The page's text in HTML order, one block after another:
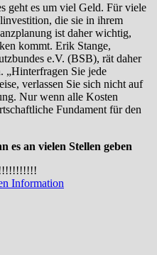
geht es um viel Geld. Für viele
die sie in ihrem
ist daher wichtig,
kommt. Erik Stange,
e.V. (BSB), rät daher
„Hinterfragen Sie jede
verlassen Sie sich nicht auf
Nur wenn alle Kosten
Fundament für den
es an vielen Stellen geben